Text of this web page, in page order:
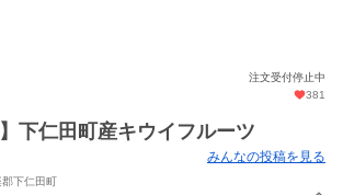
注文受付停止中
381
下仁田町産キウイフルーツ
みんなの投稿を見る
下仁田町